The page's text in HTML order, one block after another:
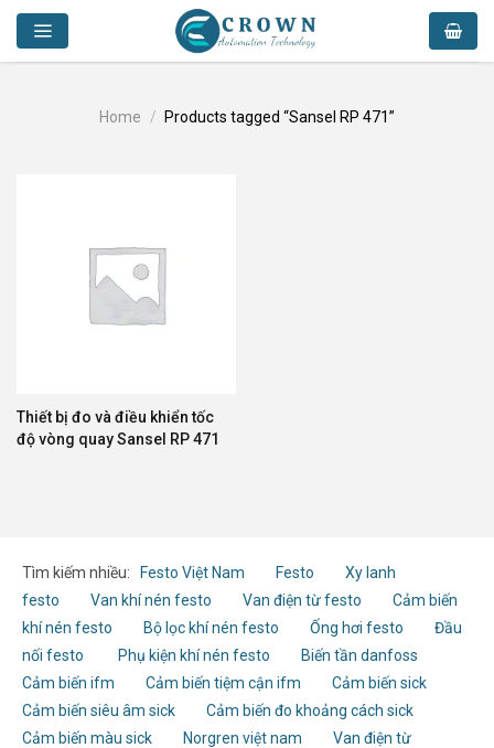
Skip
content
Home / Products tagged “Sansel RP 471”
Thiết bị đo và điều khiển tốc
độ vòng quay Sansel RP 471
Tìm kiếm nhiều: Festo Việt Nam Festo
Xy lanh
festo
Van khí nén festo Van điện từ festo
Cảm biến
khí nén festo
Bộ lọc khí nén festo Ống hơi festo
Đầu
nối festo
Phụ kiện khí nén festo
Biến tần danfoss
Cảm biến ifm
Cảm biến tiệm cận ifm
Cảm biến sick
Cảm biến siêu âm sick
Cảm biến đo khoảng cách sick
Cảm biến màu sick
Norgren việt nam
Van điện từ